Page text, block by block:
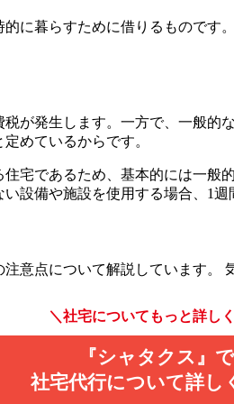
に暮らすために借りるもので
が発生します。一方で、一般
めているからです。
宅であるため、基本的には一
設備や施設を使用する場合、1週
意点について解説しています。
＼社宅についてもっと詳し
『シャタクス』で
社宅代行について詳し